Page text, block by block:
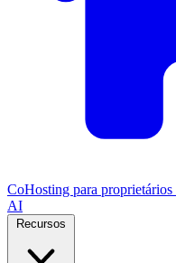
CoHosting para proprietários
AI